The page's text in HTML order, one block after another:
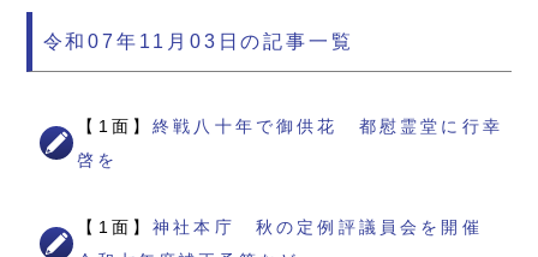
令和07年11月03日の記事一覧
【1面】終戦八十年で御供花 都慰霊堂に行幸
啓を
【1面】神社本庁 秋の定例評議員会を開催